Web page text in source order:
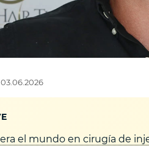
el mundo en cirugía de